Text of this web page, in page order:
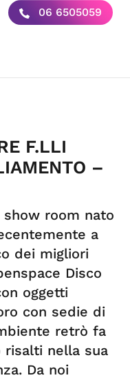
06 6505059
F.LLI
–
show room nato
a
dei migliori
Disco
oggetti
con sedie di
retrò fa
risalti nella sua
Da noi